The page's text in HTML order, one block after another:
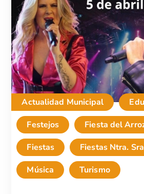
Actualidad Municipal
Festejos
Fiesta del
Fiestas
Fiestas Ntra.
Música
Turismo